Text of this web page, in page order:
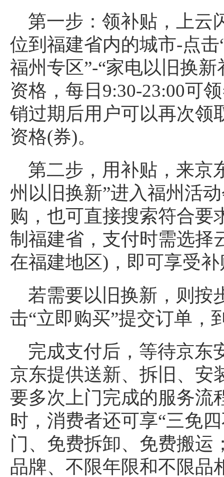
第一步：领补贴，上云
位到福建省内的城市-点
福州专区”-“家电以旧换
资格，每日9:30-23:00可
销过期后用户可以再次领
资格(券)。
第二步，用补贴，来京
州以旧换新”进入福州活
购，也可直接搜索符合要
制福建省，支付时需选择
在福建地区)，即可享受
若需要以旧换新，则按
击“立即购买”提交订单，
完成支付后，等待京东
京东提供送新、拆旧、安
要多次上门完成的服务流
时，消费者还可享“三免
门、免费拆卸、免费搬运
品牌、不限年限和不限品